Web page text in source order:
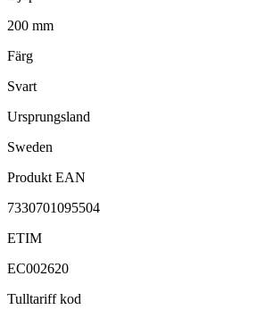
200 mm
Färg
Svart
Ursprungsland
Sweden
Produkt EAN
7330701095504
ETIM
EC002620
Tulltariff kod